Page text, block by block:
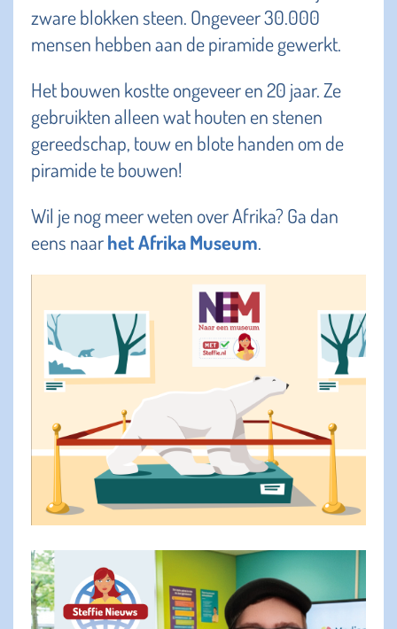
zware blokken steen. Ongeveer 30.000
mensen hebben aan de piramide gewerkt.
Het bouwen kostte ongeveer en 20 jaar. Ze
gebruikten alleen wat houten en stenen
gereedschap, touw en blote handen om de
piramide te bouwen!
Wil je nog meer weten over Afrika? Ga dan
eens naarhet Afrika Museum.